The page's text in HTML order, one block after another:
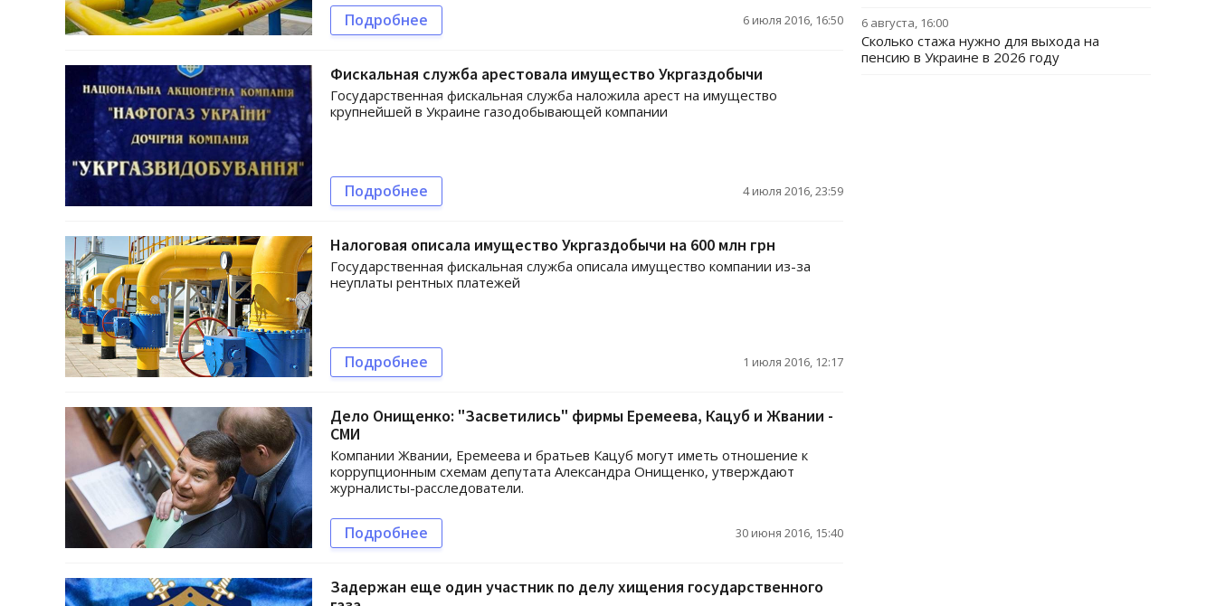
Подробнее 6 июля 2016, 16:50
Фискальная служба арестовала имущество Укргаздобычи
Государственная фискальная служба наложила арест на имущество
крупнейшей в Украине газодобывающей компании
Подробнее 4 июля 2016, 23:59
Налоговая описала имущество Укргаздобычи на 600 млн грн
Государственная фискальная служба описала имущество компании из-за
неуплаты рентных платежей
Подробнее 1 июля 2016, 12:17
Дело Онищенко: "Засветились" фирмы Еремеева, Кацуб и Жвании -
СМИ
Компании Жвании, Еремеева и братьев Кацуб могут иметь отношение к
коррупционным схемам депутата Александра Онищенко, утверждают
журналисты-расследователи.
Подробнее 30 июня 2016, 15:40
Задержан еще один участник по делу хищения государственного
6 августа, 16:00
Сколько стажа нужно для выхода на
пенсию в Украине в 2026 году